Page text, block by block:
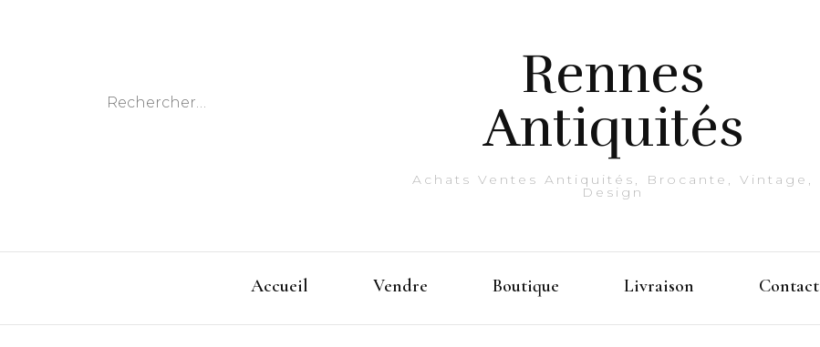
Rechercher :
Rennes
Antiquités
Achats Ventes Antiquités, Brocante, Vintage,
Design
Accueil Vendre Boutique Livraison Contact